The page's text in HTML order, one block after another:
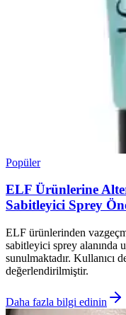
Popüler
ELF Ürünlerine
Sabitleyici Sprey
ELF ürünlerinden
sabitleyici sprey alanında
sunulmaktadır. Kullanıcı
değerlendirilmiştir.
Daha fazla bilgi edinin